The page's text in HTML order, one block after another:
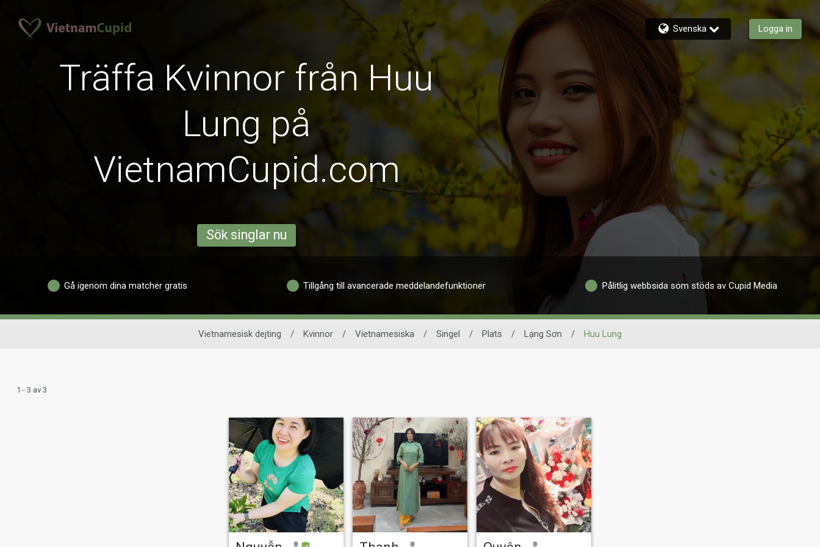
Svenska Logga in
Träffa Kvinnor från Huu
Lung på
VietnamCupid.com
Sök singlar nu
Gå igenom dina matcher gratis Tillgång till avancerade meddelandefunktioner Pålitlig webbsida som stöds av Cupid Media
Vietnamesisk dejting / Kvinnor / Vietnamesiska / Singel / Plats / Lạng Sơn / Huu Lung
1 - 3 av 3